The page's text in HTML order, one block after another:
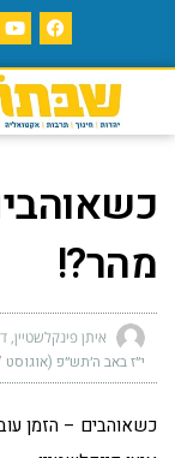
מהר?!
איתן פינקלשטיין,
י״ז באב ה׳תש״פ (אוגוסט 7, 2020)
כשאוהבים – הזמן